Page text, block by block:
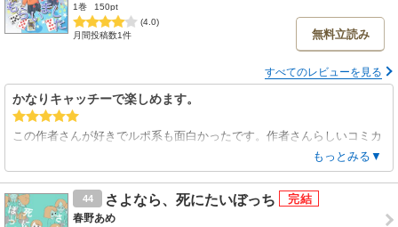
1巻
150pt
(4.0)
月間投稿数1件
無料立読み
すべてのレビューを見る
かなりキャッチーで楽しめます。
この作者さんが好きでルポ系も面白かったです。作者さんらしいコミカ
ルさと占いは相乗効果で楽しめました。後味の良さも魅力的です。
もっとみる▼
44 さよなら、死にたいぼっち
春野あめ